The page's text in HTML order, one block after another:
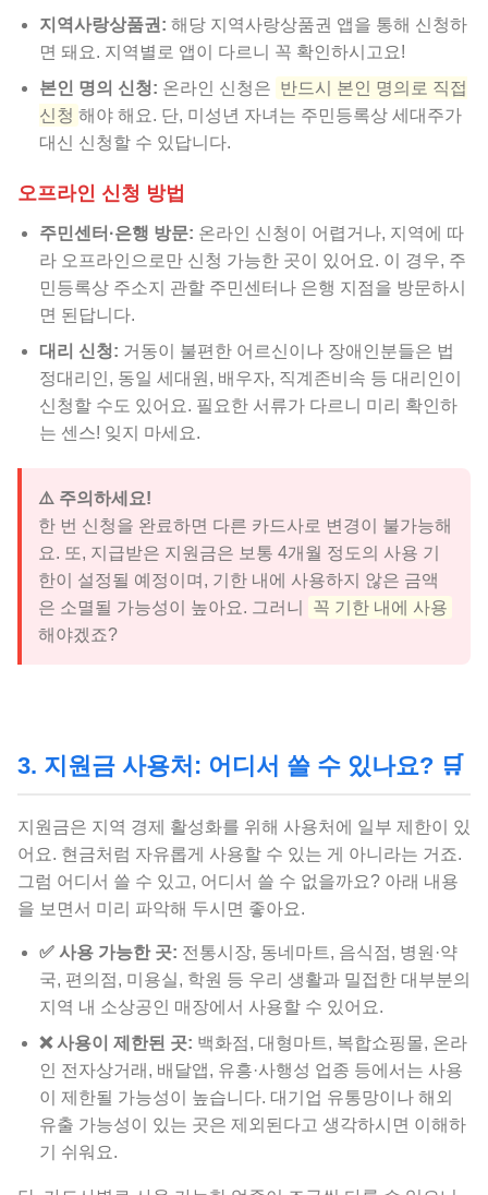
지역사랑상품권: 해당 지역사랑상품권 앱을 통해 신청하
면 돼요. 지역별로 앱이 다르니 꼭 확인하시고요!
본인 명의 신청: 온라인 신청은 반드시 본인 명의로 직접
신청 해야 해요. 단, 미성년 자녀는 주민등록상 세대주가
대신 신청할 수 있답니다.
오프라인 신청 방법
주민센터·은행 방문: 온라인 신청이 어렵거나, 지역에 따
라 오프라인으로만 신청 가능한 곳이 있어요. 이 경우, 주
민등록상 주소지 관할 주민센터나 은행 지점을 방문하시
면 된답니다.
대리 신청: 거동이 불편한 어르신이나 장애인분들은 법
정대리인, 동일 세대원, 배우자, 직계존비속 등 대리인이
신청할 수도 있어요. 필요한 서류가 다르니 미리 확인하
는 센스! 잊지 마세요.
⚠️ 주의하세요!
한 번 신청을 완료하면 다른 카드사로 변경이 불가능해
요. 또, 지급받은 지원금은 보통 4개월 정도의 사용 기
한이 설정될 예정이며, 기한 내에 사용하지 않은 금액
은 소멸될 가능성이 높아요. 그러니
꼭 기한 내에 사용
해야겠죠?
3. 지원금 사용처: 어디서 쓸 수 있나요? 🛒
지원금은 지역 경제 활성화를 위해 사용처에 일부 제한이 있
어요. 현금처럼 자유롭게 사용할 수 있는 게 아니라는 거죠.
그럼 어디서 쓸 수 있고, 어디서 쓸 수 없을까요? 아래 내용
을 보면서 미리 파악해 두시면 좋아요.
✅ 사용 가능한 곳: 전통시장, 동네마트, 음식점, 병원·약
국, 편의점, 미용실, 학원 등 우리 생활과 밀접한 대부분의
지역 내 소상공인 매장에서 사용할 수 있어요.
❌ 사용이 제한된 곳: 백화점, 대형마트, 복합쇼핑몰, 온라
인 전자상거래, 배달앱, 유흥·사행성 업종 등에서는 사용
이 제한될 가능성이 높습니다. 대기업 유통망이나 해외
유출 가능성이 있는 곳은 제외된다고 생각하시면 이해하
기 쉬워요.